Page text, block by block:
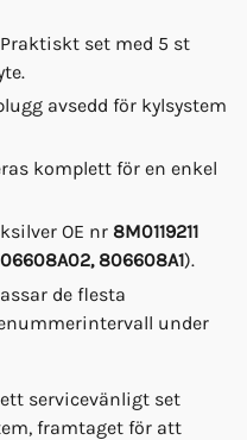
Praktiskt set med 5 st
avsedd för kylsystem
komplett för en enkel
OE nr 8M0119211
806608A1).
de flesta
under
servicevänligt set
framtaget för att